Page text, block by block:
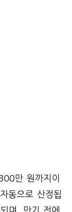
만 원까지이
동으로 산정됩